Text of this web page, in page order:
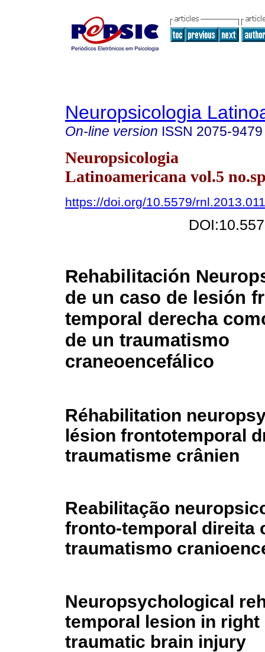
Neuropsicologia
On-line version ISSN 2075-9479
Neuropsicologia
Latinoamericana vol.5
https://doi.org/10.5579/
Rehabilitación
de un caso de lesión
temporal derecha
de un traumatismo
craneoencefálico
Réhabilitation
lésion frontotemporal
traumatisme crânien
Reabilitação
fronto-temporal direita
traumatismo
Neuropsychological
temporal lesion in
traumatic brain injury